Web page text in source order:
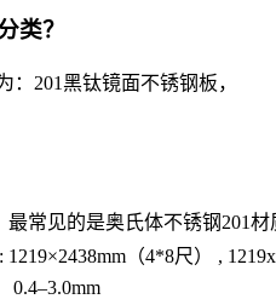
类？
201黑钛镜面不锈钢板，
最常见的是奥氏体不锈钢201材
1219×2438mm（4*8尺） ,
0.4–3.0mm